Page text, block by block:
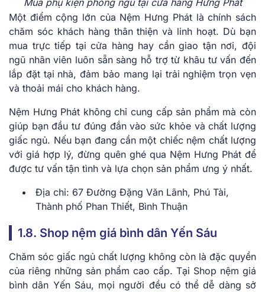
Một điểm cộng lớn của Nệm Hưng Phát là chính sách
chăm sóc khách hàng thân thiện và linh hoạt. Dù bạn
mua trực tiếp tại cửa hàng hay cần giao tận nơi, đội
ngũ nhân viên luôn sẵn sàng hỗ trợ từ khâu tư vấn đến
lắp đặt tại nhà, đảm bảo mang lại trải nghiệm trọn vẹn
và thoải mái cho khách hàng.
Nệm Hưng Phát không chỉ cung cấp sản phẩm mà còn
giúp bạn đầu tư đúng đắn vào sức khỏe và chất lượng
giấc ngủ. Nếu bạn đang cần một chiếc nệm chất lượng
với giá hợp lý, đừng quên ghé qua Nệm Hưng Phát để
được tư vấn tận tình và lựa chọn sản phẩm ưng ý nhất.
Địa chỉ: 67 Đường Đặng Văn Lãnh, Phú Tài,
Thành phố Phan Thiết, Bình Thuận
1.8. Shop nệm giá bình dân Yến Sáu
Chăm sóc giấc ngủ chất lượng không còn là đặc quyền
của riêng những sản phẩm cao cấp. Tại Shop nệm giá
bình dân Yến Sáu, mọi người đều có thể dễ dàng sở